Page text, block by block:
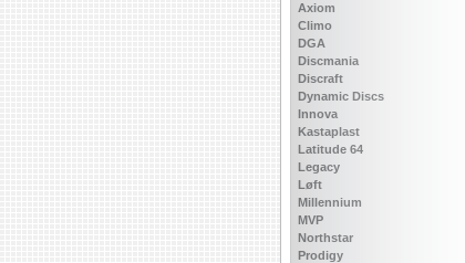
Axiom
Climo
DGA
Discmania
Discraft
Dynamic Discs
Innova
Kastaplast
Latitude 64
Legacy
Løft
Millennium
MVP
Northstar
Prodigy